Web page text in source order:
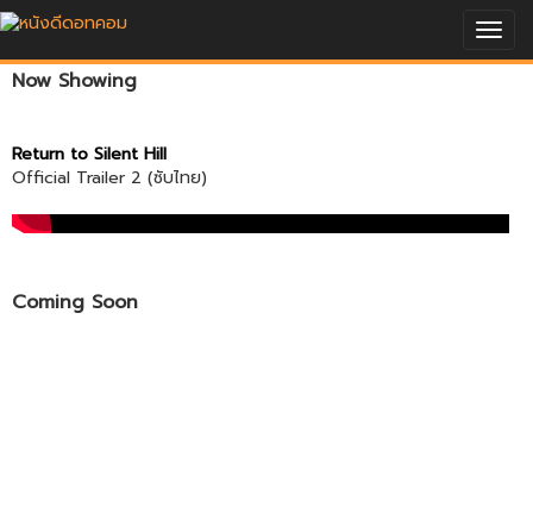
Now Showing
Return to Silent Hill
Official Trailer 2 (ซับไทย)
Coming Soon